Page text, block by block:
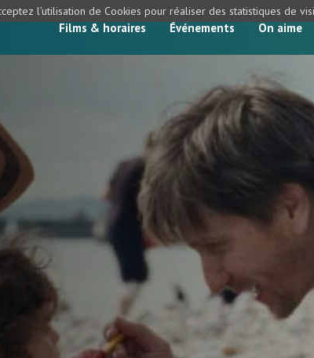
Films & horaires Événements On aime
l’utilisation de Cookies pour réaliser des statistiques de